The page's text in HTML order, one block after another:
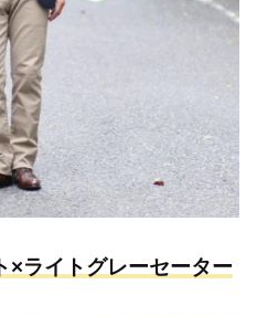
×ライトグレーセーター